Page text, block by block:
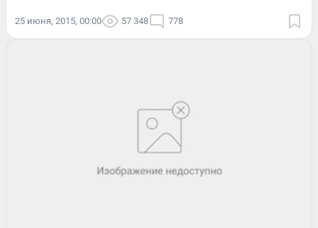
25 июня, 2015, 00:00 57 348 778